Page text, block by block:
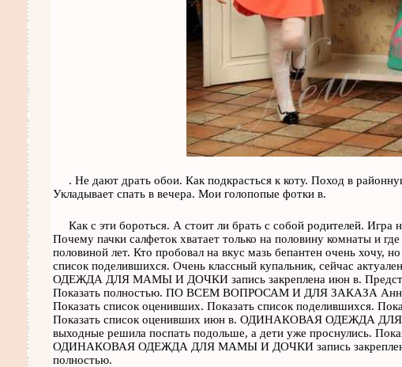
. Не дают драть обои. Как подкрасться к коту. Поход в
Укладывает спать в вечера. Мои голопопые фотки в.
Как с эти бороться. А стоит ли брать с собой родителей. Игра
Почему пачки салфеток хватает только на половину комнаты и
половиной лет. Кто пробовал на вкус мазь бепантен очень хочу,
список поделившихся. Очень классный купальник, сейчас
ОДЕЖДА ДЛЯ МАМЫ И ДОЧКИ запись закреплена июн в.
Показать полностью. ПО ВСЕМ ВОПРОСАМ И ДЛЯ ЗАКАЗА
Показать список оценивших. Показать список поделившихся.
Показать список оценивших июн в. ОДИНАКОВАЯ ОДЕЖДА
выходные решила поспать подольше, а дети уже проснулись.
ОДИНАКОВАЯ ОДЕЖДА ДЛЯ МАМЫ И ДОЧКИ запись закреплена
полностью.